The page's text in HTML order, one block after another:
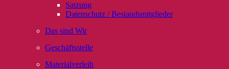
Satzung
Datenschutz / Bestandsmitglieder
Das sind Wir
Geschäftsstelle
Materialverleih